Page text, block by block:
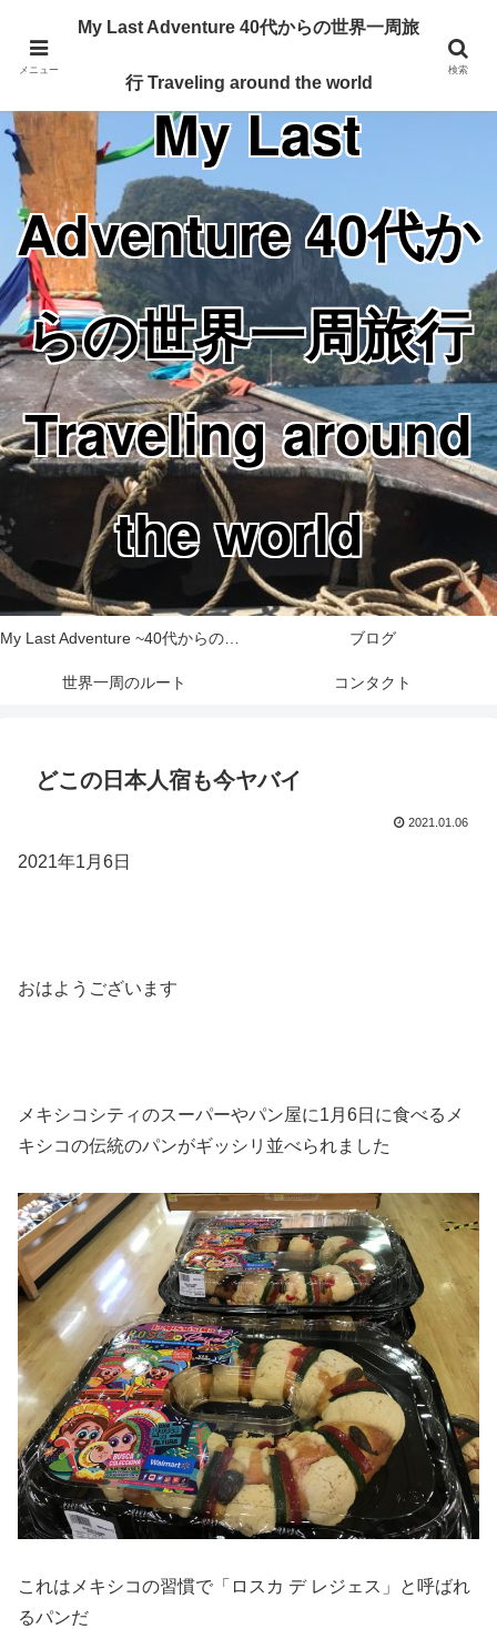
Traveling around the world from my 40's
My Last
Adventure 40代か
らの世界一周旅行
Traveling around
the world
My Last Adventure ~40代からの世界一周旅行記~ ブログ
世界一周のルート コンタクト
どこの日本人宿も今ヤバイ
2021.01.06
2021年1月6日
おはようございます
メキシコシティのスーパーやパン屋に1月6日に食べるメ
キシコの伝統のパンがギッシリ並べられました
これはメキシコの習慣で「ロスカ デ レジェス」と呼ばれ
るパンだ
メニュー
My Last Adventure 40代からの世界一周旅
行 Traveling around the world
検索